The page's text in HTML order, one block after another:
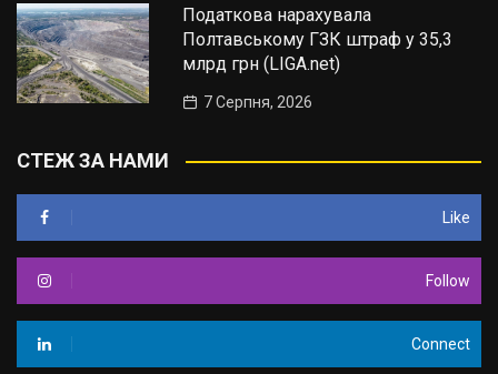
Податкова нарахувала
Полтавському ГЗК штраф у 35,3
млрд грн (LIGA.net)
7 Серпня, 2026
СТЕЖ ЗА НАМИ
Like
Follow
Connect